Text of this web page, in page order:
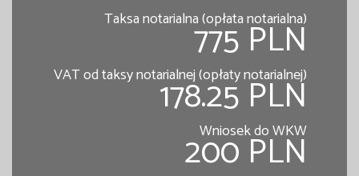
Taksa notarialna (opłata notarialna)
775 PLN
VAT od taksy notarialnej (opłaty notarialnej)
178.25 PLN
Wniosek do WKW
200 PLN